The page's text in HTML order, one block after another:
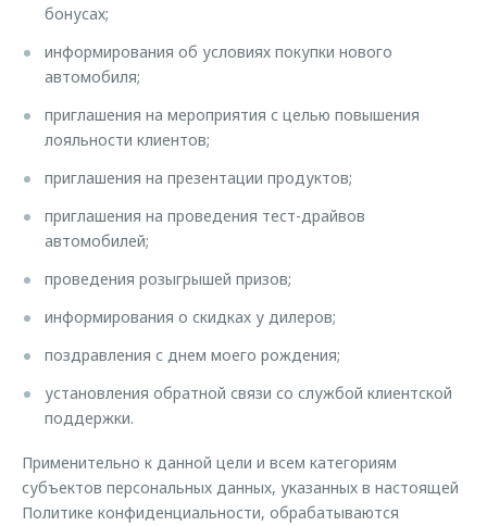
бонусах;
информирования об условиях покупки нового
автомобиля;
приглашения на мероприятия с целью повышения
лояльности клиентов;
приглашения на презентации продуктов;
приглашения на проведения тест-драйвов
автомобилей;
проведения розыгрышей призов;
информирования о скидках у дилеров;
поздравления с днем моего рождения;
установления обратной связи со службой клиентской
поддержки.
Применительно к данной цели и всем категориям
субъектов персональных данных, указанных в настоящей
Политике конфиденциальности, обрабатываются